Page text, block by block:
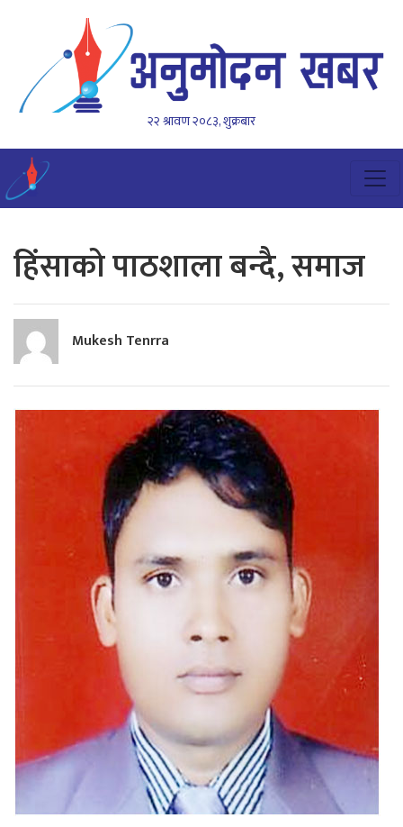
२२ श्रावण २०८३, शुक्रबार
हिंसाको पाठशाला बन्दै, समाज
Mukesh Tenrra